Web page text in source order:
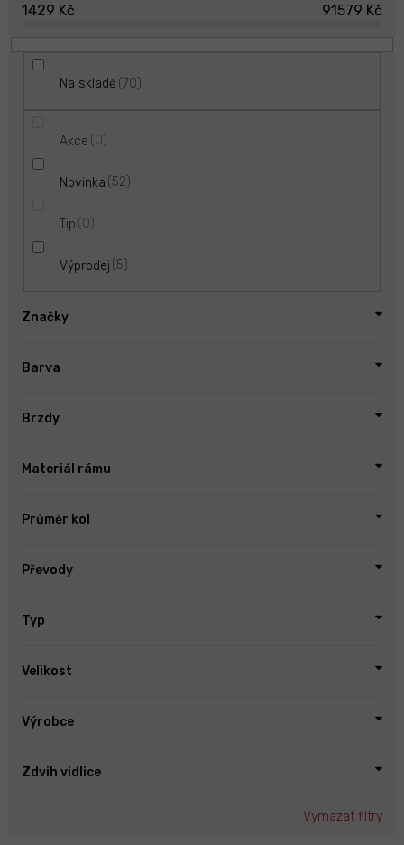
1429 Kč 91579 Kč
Na skladě 70
Akce 0
Novinka 52
Tip 0
Výprodej 5
Značky
Barva
Brzdy
Materiál rámu
Průměr kol
Převody
Typ
Velikost
Výrobce
Zdvih vidlice
Vymazat filtry